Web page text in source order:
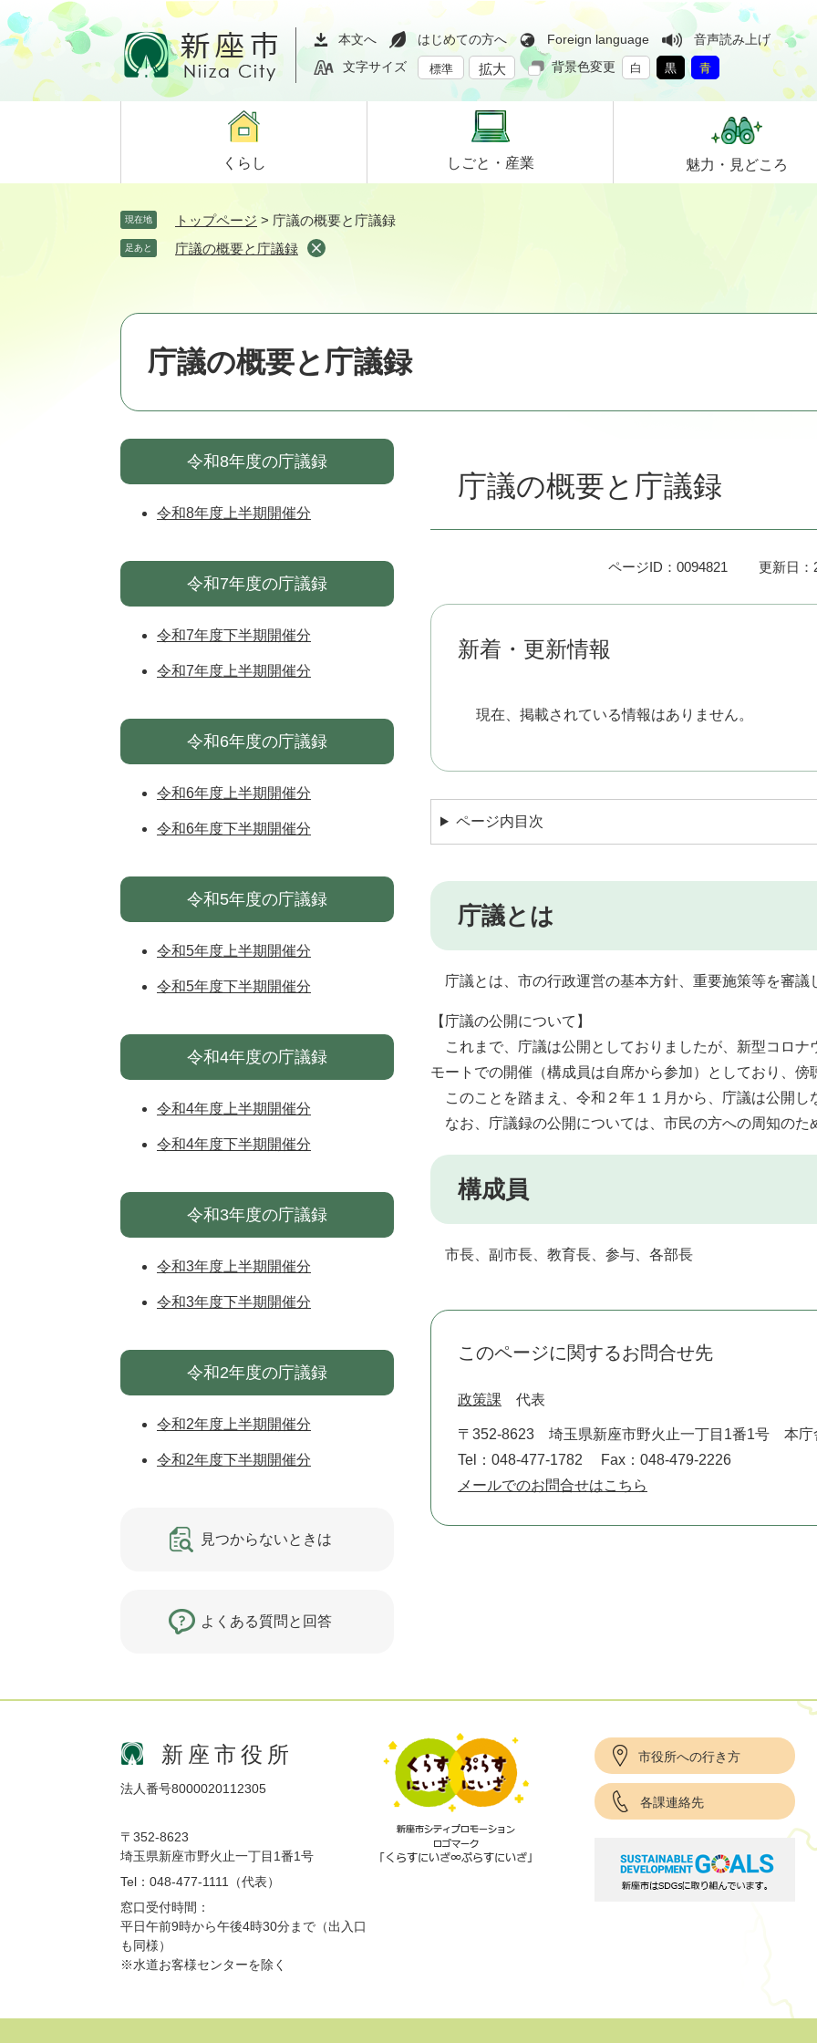
ペ
ー
ジ
メ
ニ
ュ
て
本文へ はじめての方へ Foreign language
音声読み上げ
文字サイズ
標準 拡大 背景色変更 白 黒 青
くらし しごと・ 産業 魅力・ 見どころ
現在地 トップページ > 庁議の概要と庁議録
足あと 庁議の概要と庁議録
庁議の概要と庁議録
庁議の概要と庁議録
ページID：0094821 更新日：
新着・更新情報
現在、掲載されている情報はありません。
ページ内目次
庁議とは
庁議とは、市の行政運営の基本方針、重要施策等を審議
【庁議の公開について】
これまで、庁議は公開としておりましたが、新型コロナ
モートでの開催（構成員は自席から参加）としており、
このことを踏まえ、令和２年１１月から、庁議は公開し
なお、庁議録の公開については、市民の方への周知のた
構成員
市長、副市長、教育長、参与、各部長
このページに関するお問合せ先
政策課 代表
〒352-8623
埼玉県新座市野火止一丁目1番1号 本庁
Tel：048-477-1782
Fax：048-479-2226
メールでのお問合せはこちら
令和8年度の庁議録
令和8年度上半期開催分
令和7年度の庁議録
令和7年度下半期開催分
令和7年度上半期開催分
令和6年度の庁議録
令和6年度上半期開催分
令和6年度下半期開催分
令和5年度の庁議録
令和5年度上半期開催分
令和5年度下半期開催分
令和4年度の庁議録
令和4年度上半期開催分
令和4年度下半期開催分
令和3年度の庁議録
令和3年度上半期開催分
令和3年度下半期開催分
令和2年度の庁議録
令和2年度上半期開催分
令和2年度下半期開催分
見つからないときは
よくある質問と回答
新座市役所
法人番号8000020112305
〒352-8623
埼玉県新座市野火止一丁目1番1号
Tel：048-477-1111（代表）
窓口受付時間：
平日午前9時から午後4時30分まで（出入口
も同様）
※水道お客様センターを除く
市役所への行き方
各課連絡先